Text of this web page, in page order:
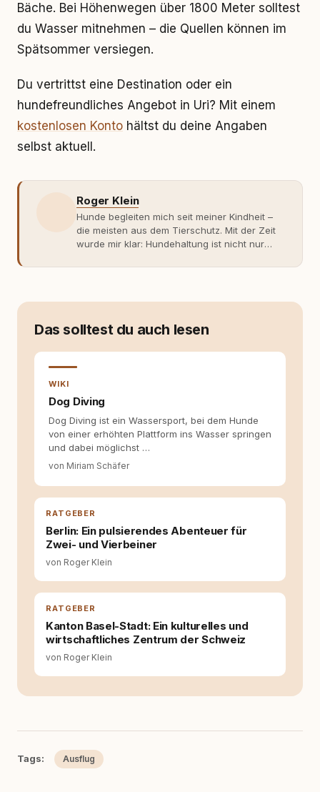
Bäche. Bei Höhenwegen über 1800 Meter solltest
du Wasser mitnehmen – die Quellen können im
Spätsommer versiegen.
Du vertrittst eine Destination oder ein
hundefreundliches Angebot in Uri? Mit einem
kostenlosen Konto hältst du deine Angaben
selbst aktuell.
Roger Klein
Hunde begleiten mich seit meiner Kindheit –
die meisten aus dem Tierschutz. Mit der Zeit
wurde mir klar: Hundehaltung ist nicht nur
Fachwissen. Der Wendepunkt kam mit meinem
moderner Hundeerziehung
entsteht echte Bindung dort, wo Verständnis
Wissen ersetzt – nicht umgekehrt. Aus dieser
Hundehalter:innen in Deutschland, Österreich
und der Schweiz. Meine Überzeugung:
Tierschutz beginnt mit Wissen. Wer seinen
Hund versteht, trifft bessere Entscheidungen –
für ein Zusammenleben, das beiden guttut.
Das solltest du auch lesen
WIKI
Dog Diving
Dog Diving ist ein Wassersport, bei dem Hunde
von einer erhöhten Plattform ins Wasser springen
und dabei möglichst …
von Miriam Schäfer
RATGEBER
Berlin: Ein pulsierendes Abenteuer für
Zwei- und Vierbeiner
von Roger Klein
RATGEBER
Kanton Basel-Stadt: Ein kulturelles und
wirtschaftliches Zentrum der Schweiz
von Roger Klein
Tags: Ausflug